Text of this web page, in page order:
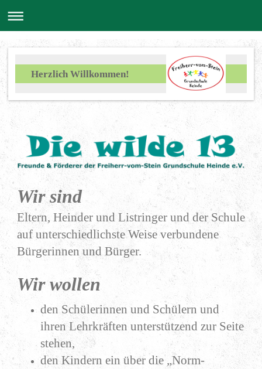
Herzlich Willkommen!
Wir sind
Eltern, Heinder und Listringer und der Schule
auf unterschiedlichste Weise verbundene
Bürgerinnen und Bürger.
Wir wollen
den Schülerinnen und Schülern und
ihren Lehrkräften unterstützend zur Seite
stehen,
den Kindern ein über die „Norm-